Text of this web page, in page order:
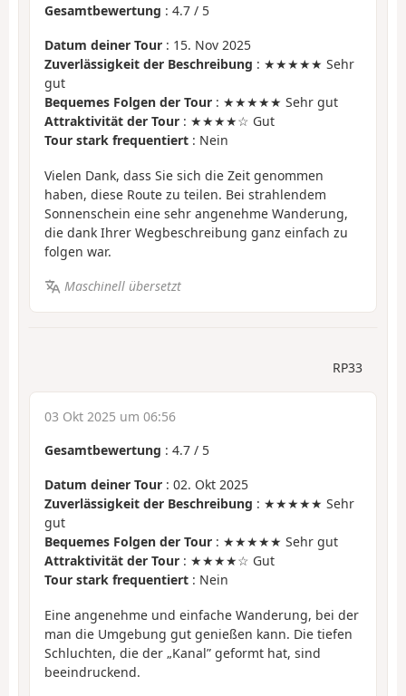
Gesamtbewertung : 4.7 / 5
Datum deiner Tour : 15. Nov 2025
Zuverlässigkeit der Beschreibung : ★★★★★ Sehr
gut
Bequemes Folgen der Tour : ★★★★★ Sehr gut
Attraktivität der Tour : ★★★★☆ Gut
Tour stark frequentiert : Nein
Vielen Dank, dass Sie sich die Zeit genommen
haben, diese Route zu teilen. Bei strahlendem
Sonnenschein eine sehr angenehme Wanderung,
die dank Ihrer Wegbeschreibung ganz einfach zu
folgen war.
Maschinell übersetzt
RP33
03 Okt 2025 um 06:56
Gesamtbewertung : 4.7 / 5
Datum deiner Tour : 02. Okt 2025
Zuverlässigkeit der Beschreibung : ★★★★★ Sehr
gut
Bequemes Folgen der Tour : ★★★★★ Sehr gut
Attraktivität der Tour : ★★★★☆ Gut
Tour stark frequentiert : Nein
Eine angenehme und einfache Wanderung, bei der
man die Umgebung gut genießen kann. Die tiefen
Schluchten, die der „Kanal” geformt hat, sind
beeindruckend.